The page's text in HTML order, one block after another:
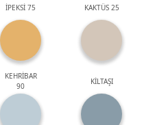
İPEKSİ 75 KAKTÜS 25
KEHRİBAR
90
KİLTAŞI